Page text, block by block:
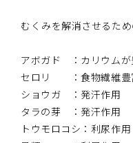
むくみを解消させるた
アボガド ：カリウムが
セロリ ：食物繊維豊
ショウガ ：発汗作用
タラの芽 ：発汗作用
トウモロコシ：利尿作用